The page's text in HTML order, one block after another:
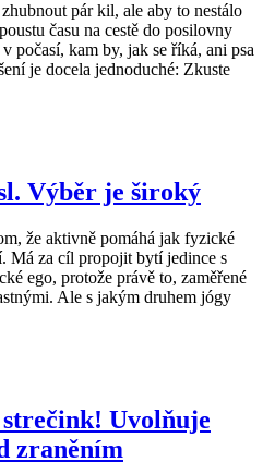
pár kil, ale aby to nestálo
času na cestě do posilovny
počasí, kam by, jak se říká, ani psa
je docela jednoduché: Zkuste
Výběr je široký
že aktivně pomáhá jak fyzické
Má za cíl propojit bytí jedince s
ego, protože právě to, zaměřené
Ale s jakým druhem jógy
Uvolňuje
zraněním